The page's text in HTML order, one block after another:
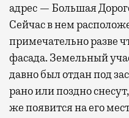
адрес — Большая
Сейчас в нем
примечательно разве
фасада. Земельный
давно был отдан под
рано или поздно
же появится на его